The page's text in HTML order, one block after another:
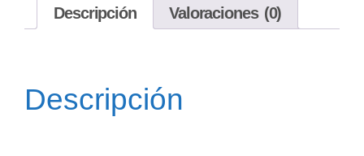
Descripción Valoraciones (0)
Descripción